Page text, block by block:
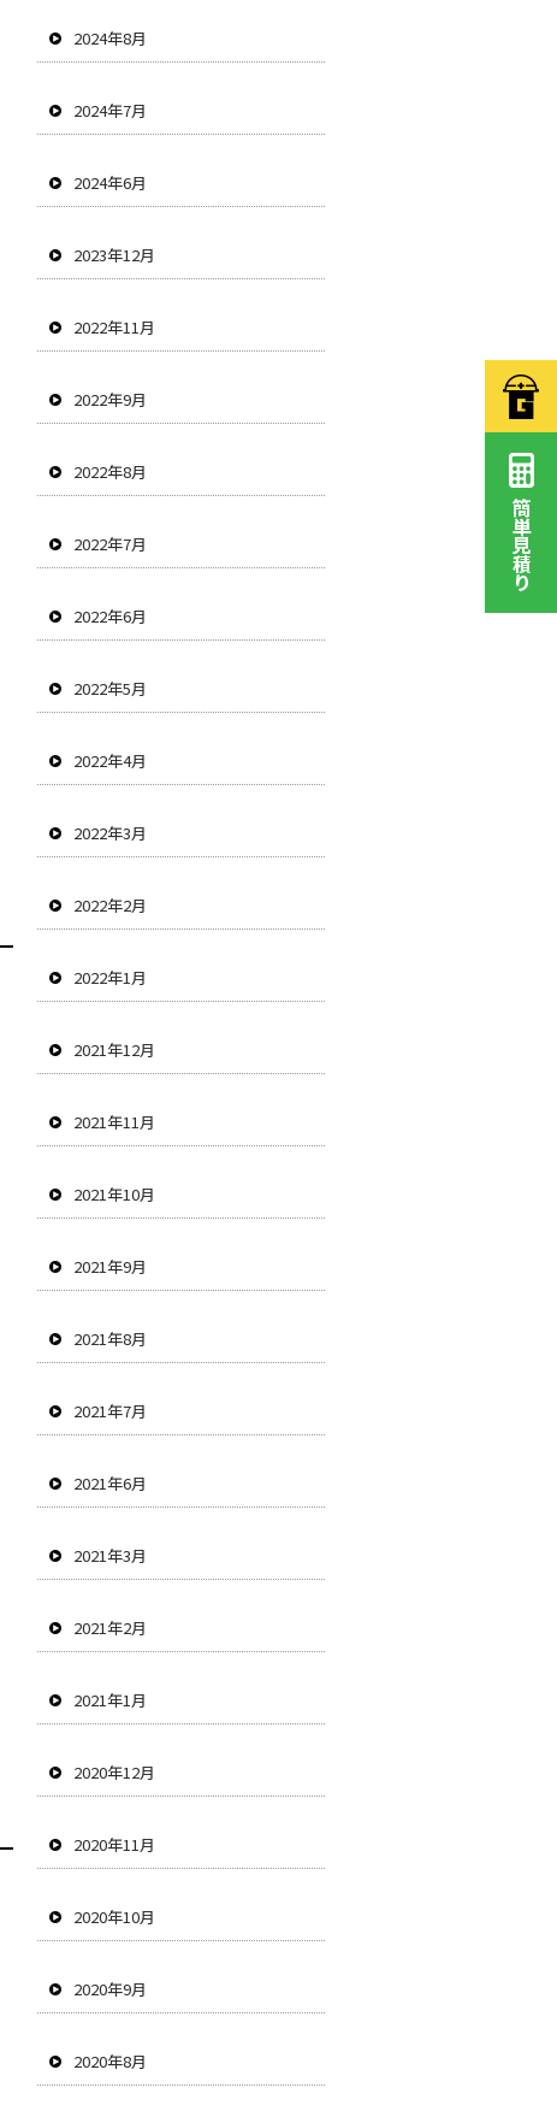
2024年8月
2024年7月
2024年6月
2023年12月
2022年11月
2022年9月
2022年8月
2022年7月
2022年6月
2022年5月
2022年4月
2022年3月
2022年2月
2022年1月
2021年12月
2021年11月
2021年10月
2021年9月
2021年8月
2021年7月
2021年6月
2021年3月
2021年2月
2021年1月
2020年12月
2020年11月
2020年10月
2020年9月
2020年8月